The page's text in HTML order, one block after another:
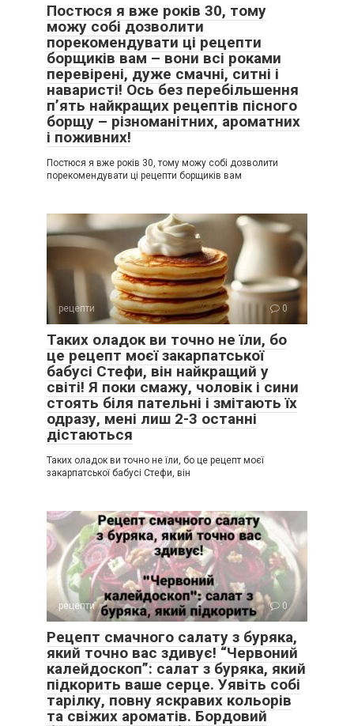
Постюся я вже років 30, тому
можу собі дозволити
порекомендувати ці рецепти
борщиків вам – вони всі роками
перевірені, дуже смачні, ситні і
наваристі! Ось без перебільшення
п’ять найкращих рецептів пісного
борщу – різноманітних, ароматних
і поживних!
Постюся я вже років 30, тому можу собі дозволити
порекомендувати ці рецепти борщиків вам
рецепти 0
Таких оладок ви точно не їли, бо
це рецепт моєї закарпатської
бабусі Стефи, він найкращий у
світі! Я поки смажу, чоловік і сини
стоять біля пательні і змітають їх
одразу, мені лиш 2-3 останні
дістаються
Таких оладок ви точно не їли, бо це рецепт моєї
закарпатської бабусі Стефи, він
рецепти 0
Рецепт смачного салату з буряка,
який точно вас здивує! “Червоний
калейдоскоп”: салат з буряка, який
підкорить ваше серце. Уявіть собі
тарілку, повну яскравих кольорів
та свіжих ароматів. Бордовий